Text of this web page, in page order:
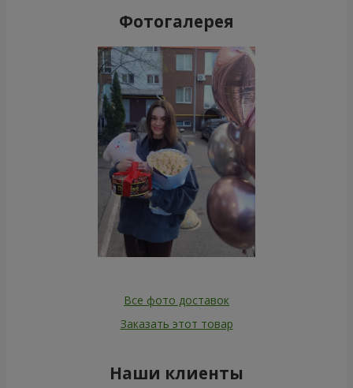
Фотогалерея
Все фото доставок
Заказать этот товар
Наши клиенты